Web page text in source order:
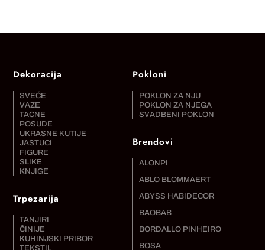
Dekoracija
SVEĆE
VAZE
TACNE
POSUDE
UKRASNE KUTIJE
JASTUCI
FIGURE
SLIKE
KNJIGE
Trpezarija
TANJIRI
ČINIJE
KUHINJSKI PRIBOR
TEKSTIL
Pokloni
POKLON ZA NJU
POKLON ZA NJEGA
SVADBENI POKLON
Brendovi
ALONPI
ABLO BLOMMAERT
ABYSS HABIDECOR
BAOBAB
BORDALLO PINHEIRO
BOSA